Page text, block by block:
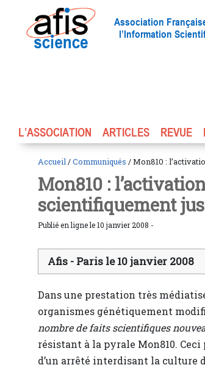
Association
l’Information
L’ASSOCIATION ARTICLES REVUE
Accueil /Communiqués / Mon810 :
Mon810 :
scientifiquement
Publié en ligne le 10 janvier 2008 -
Afis - Paris le 10 janvier 2008
Dans une prestation très
organismes génétiquement
nombre de faits scientifiques
résistant à la pyrale Mon810.
d’un arrêté interdisant la culture